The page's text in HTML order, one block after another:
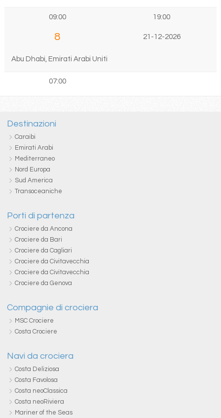
09:00 19:00
8 21-12-2026
Abu Dhabi, Emirati Arabi Uniti
07:00
Destinazioni
Caraibi
Emirati Arabi
Mediterraneo
Nord Europa
Sud America
Transoceaniche
Porti di partenza
Crociere da Ancona
Crociere da Bari
Crociere da Cagliari
Crociere da Civitavecchia
Crociere da Civitavecchia
Crociere da Genova
Compagnie di crociera
MSC Crociere
Costa Crociere
Navi da crociera
Costa Deliziosa
Costa Favolosa
Costa neoClassica
Costa neoRiviera
Mariner of the Seas